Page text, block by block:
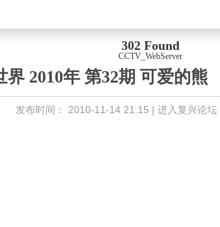
302 Found
CCTV_WebServer
界 2010年 第32期 可爱的熊
发布时间： 2010-11-14 21:15 | 进入复兴论坛